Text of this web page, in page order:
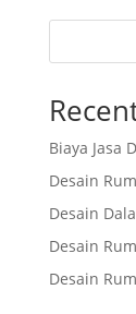
Biaya Jasa
Desain
Desain
Desain
Desain